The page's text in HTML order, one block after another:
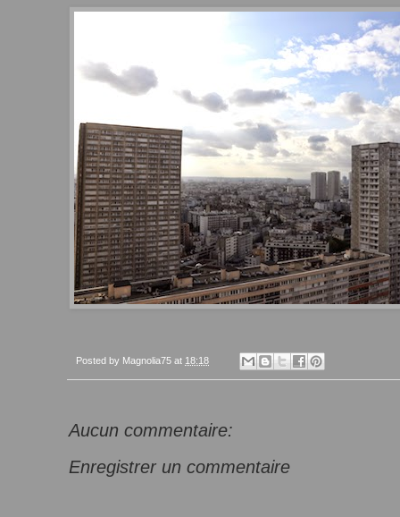
Posted by Magnolia75 at 18:18
Aucun commentaire:
Enregistrer un commentaire